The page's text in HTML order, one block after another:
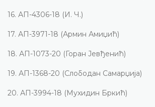
16. АП-4306-18 (И. Ч.)
17. АП-3971-18 (Армин Амиџић)
18. АП-1073-20 (Горан Јевђенић)
19. АП-1368-20 (Слободан Самарџија)
20. АП-3994-18 (Мухидин Бркић)